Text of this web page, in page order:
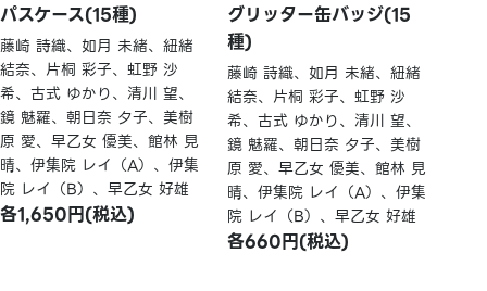
パスケース(15種)
藤崎 詩織、如月 未緒、紐緒
結奈、片桐 彩子、虹野 沙
希、古式 ゆかり、清川 望、
鏡 魅羅、朝日奈 夕子、美樹
原 愛、早乙女 優美、館林 見
晴、伊集院 レイ（A）、伊集
院 レイ（B）、早乙女 好雄
各1,650円(税込)
グリッター缶バッジ(15
種)
藤崎 詩織、如月 未緒、紐緒
結奈、片桐 彩子、虹野 沙
希、古式 ゆかり、清川 望、
鏡 魅羅、朝日奈 夕子、美樹
原 愛、早乙女 優美、館林 見
晴、伊集院 レイ（A）、伊集
院 レイ（B）、早乙女 好雄
各660円(税込)